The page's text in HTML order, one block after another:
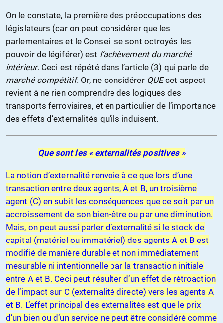
On le constate, la première des préoccupations des
législateurs (car on peut considérer que les
parlementaires et le Conseil se sont octroyés les
pouvoir de légiférer) est l’achèvement du marché
intérieur. Ceci est répété dans l’article (3) qui parle de
marché compétitif. Or, ne considérer QUEcet aspect
revient à ne rien comprendre des logiques des
transports ferroviaires, et en particulier de l’importance
des effets d’externalités qu’ils induisent.
Que sont les « externalités positives »
La notion d’externalité renvoie à ce que lors d’une
transaction entre deux agents, A et B, un troisième
agent (C) en subit les conséquences que ce soit par un
accroissement de son bien-être ou par une diminution.
Mais, on peut aussi parler d’externalité si le stock de
capital (matériel ou immatériel) des agents A et B est
modifié de manière durable et non immédiatement
mesurable ni intentionnelle par la transaction initiale
entre A et B. Ceci peut résulter d’un effet de rétroaction
de l’impact sur C (externalité directe) vers les agents A
et B. L’effet principal des externalités est que le prix
d’un bien ou d’un service ne peut être considéré comme